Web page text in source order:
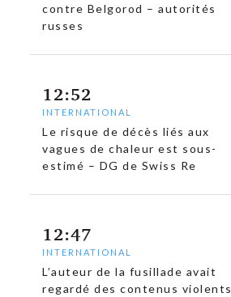
contre Belgorod – autorités
russes
12:52
INTERNATIONAL
Le risque de décès liés aux
vagues de chaleur est sous-
estimé – DG de Swiss Re
12:47
INTERNATIONAL
L’auteur de la fusillade avait
regardé des contenus violents